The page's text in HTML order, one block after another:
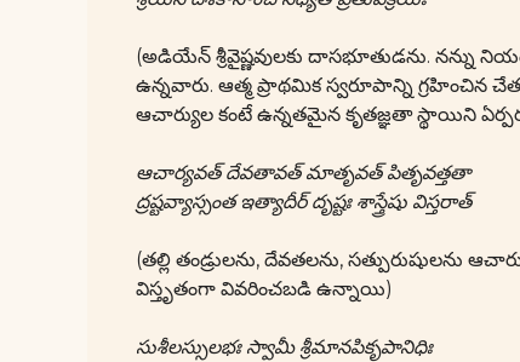
(అడియేన్ శ్రీవైష్ణవులకు దాసభూతుడను. నన్ను
ఉన్నవారు. ఆత్మ ప్రాథమిక స్వరూపాన్ని గ్రహించిన
ఆచార్యుల కంటే ఉన్నతమైన కృతజ్ఞతా స్థాయిని
ఆచార్యవత్ దేవతావత్ మాతృవత్ పితృవత్తతా
ద్రష్టవ్యాస్సంత ఇత్యాదీర్ దృష్టః శాస్త్రేషు విస్తరాత్
(తల్లి తండ్రులను, దేవతలను, సత్పురుషులను
విస్తృతంగా వివరించబడి ఉన్నాయి)
సుశీలస్సులభః స్వామీ శ్రీమానపికృపానిధిః